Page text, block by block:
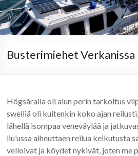
Busterimiehet Verkanissa
Högsåralla oli alun perin tarkoitus
swelliä oli kuitenkin koko ajan
lähellä isompaa veneväylää ja
liu’ussa aiheuttaen reilua keikutusta
velloivat ja köydet nykivät, joten me